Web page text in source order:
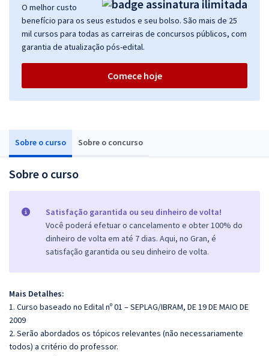
Sobre o curso Sobre o concurso
Sobre o curso
Satisfação garantida ou seu dinheiro de volta!
Você poderá efetuar o cancelamento e obter 100% do
dinheiro de volta em até 7 dias. Aqui, no Gran, é
satisfação garantida ou seu dinheiro de volta.
Mais Detalhes:
1. Curso baseado no Edital nº 01 – SEPLAG/IBRAM, DE 19 DE MAIO DE
2009
2. Serão abordados os tópicos relevantes (não necessariamente
todos) a critério do professor.
O melhor custo
benefício para os seus estudos e seu bolso. São mais de 25
mil cursos para todas as carreiras de concursos públicos, com
garantia de atualização pós-edital.
Comece hoje